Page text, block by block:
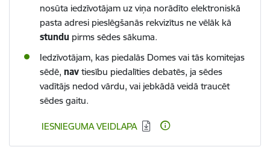
nosūta iedzīvotājam uz viņa norādīto elektroniskā
pasta adresi pieslēgšanās rekvizītus ne vēlāk kā
stundu pirms sēdes sākuma.
Iedzīvotājam, kas piedalās Domes vai tās komitejas
sēdē, nav tiesību piedalīties debatēs, ja sēdes
vadītājs nedod vārdu, vai jebkādā veidā traucēt
sēdes gaitu.
Lejupielādēt:
IESNIEGUMA VEIDLAPA